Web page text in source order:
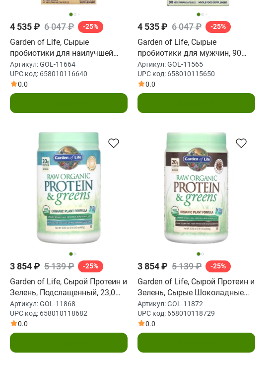
4 535 ₽ 6 047 ₽ -25%
Garden of Life, Сырые
пробиотики для наилучшей
поддержки, 30 капсул на
растительной основе
Артикул:GOL-11664
UPC код: 658010116640
0.0
4 535 ₽ 6 047 ₽ -25%
Garden of Life, Сырые
пробиотики для мужчин, 90
капсул на растительной
основе
Артикул:GOL-11565
UPC код: 658010115650
0.0
3 854 ₽ 5 139 ₽ -25%
Garden of Life, Сырой Протеин и
Зелень, Подслащенный, 23,0
унций (651 г)
Артикул:GOL-11868
UPC код: 658010118682
0.0
3 854 ₽ 5 139 ₽ -25%
Garden of Life, Сырой Протеин и
Зелень, Сырые Шоколадные
Какао-бобы , 22 унций (611 г)
Артикул:GOL-11872
UPC код: 658010118729
0.0